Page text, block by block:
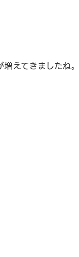
えてきましたね。